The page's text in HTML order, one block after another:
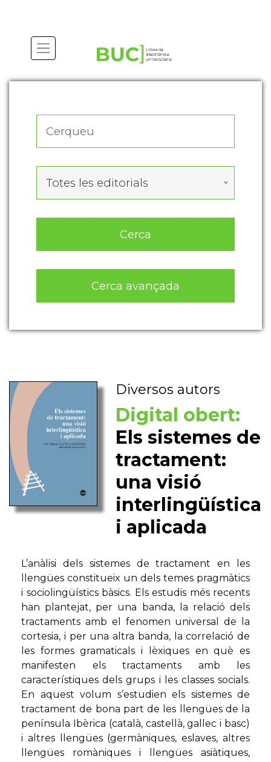
Totes les editorials
Cerca
Cerca avançada
Diversos autors
Digital obert:
Els sistemes de
tractament:
una visió
interlingüística
i aplicada
L’anàlisi dels sistemes de tractament en les
llengües constitueix un dels temes pragmàtics
i sociolingüístics bàsics. Els estudis més recents
han plantejat, per una banda, la relació dels
tractaments amb el fenomen universal de la
cortesia, i per una altra banda, la correlació de
les formes gramaticals i lèxiques en què es
manifesten els tractaments amb les
característiques dels grups i les classes socials.
En aquest volum s’estudien els sistemes de
tractament de bona part de les llengües de la
península Ibèrica (català, castellà, gallec i basc)
i altres llengües (germàniques, eslaves, altres
llengües romàniques i llengües asiàtiques,